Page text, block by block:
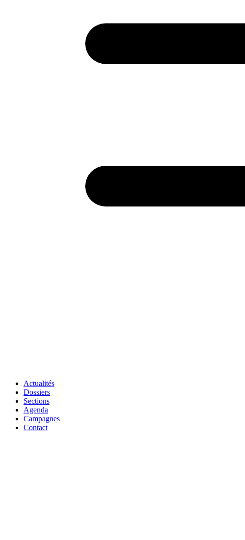
Actualités
Dossiers
Sections
Agenda
Campagnes
Contact